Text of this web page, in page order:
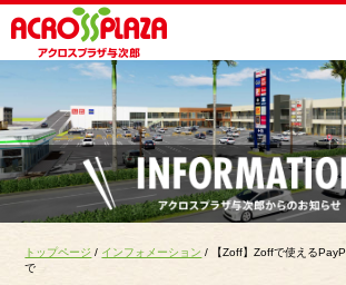
トップページ / インフォメーション / 【Zoff】Zoffで使える
で